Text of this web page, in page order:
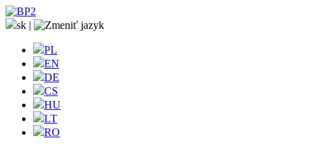
sk |
PL
EN
DE
CS
HU
LT
RO